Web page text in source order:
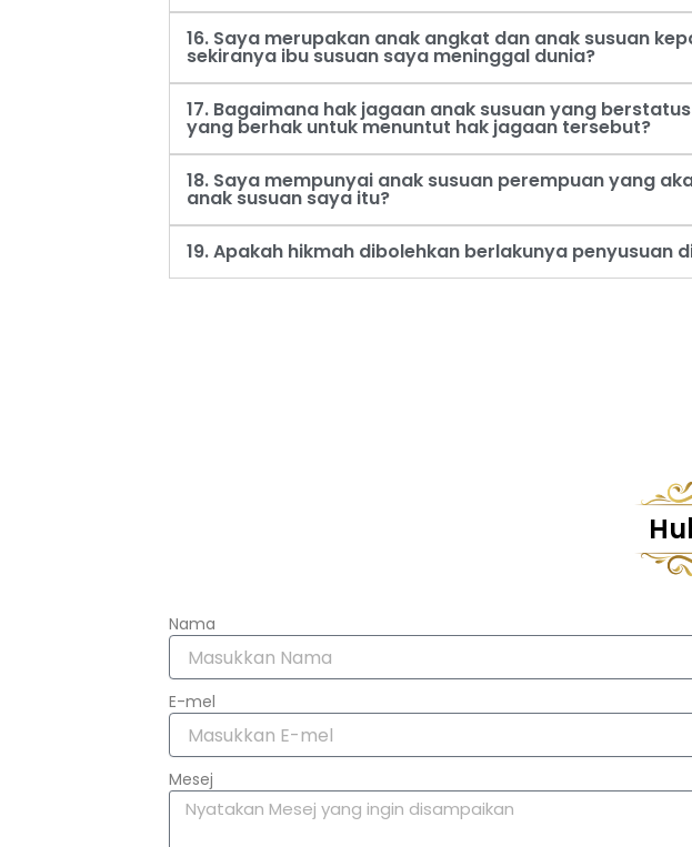
16. Saya merupakan anak angkat dan anak susuan
sekiranya ibu susuan saya meninggal dunia?
17. Bagaimana hak jagaan anak susuan yang
yang berhak untuk menuntut hak jagaan tersebut?
18. Saya mempunyai anak susuan perempuan yang
anak susuan saya itu?
19. Apakah hikmah dibolehkan berlakunya penyusuan
Nama
E-mel
Mesej